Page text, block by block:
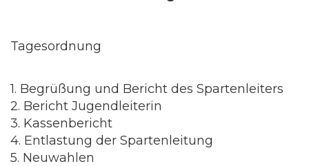
Tagesordnung
1. Begrüßung und Bericht des Spartenleiters
2. Bericht Jugendleiterin
3. Kassenbericht
4. Entlastung der Spartenleitung
5. Neuwahlen